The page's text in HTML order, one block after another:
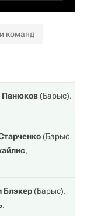
команд
Панюков(Барыс).
(Барыс
,
Блэкер(Барыс).
.